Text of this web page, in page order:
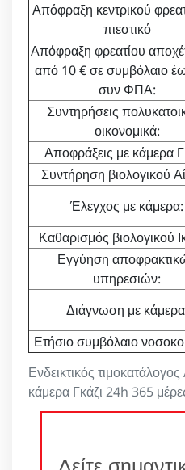
Ενδεικτικός
κάμερα Γκάζι 24h 365
Απόφραξη κεντρικού
πιεστικό
Απόφραξη φρεατίου
από 10 € σε συμβόλαιο
συν ΦΠΑ:
Συντηρήσεις
οικονομικά:
Αποφράξεις με κάμερα
Συντήρηση βιολογικού
Έλεγχος με κάμερα:
Καθαρισμός βιολογικού
Εγγύηση
υπηρεσιών:
Διάγνωση με
Ετήσιο συμβόλαιο